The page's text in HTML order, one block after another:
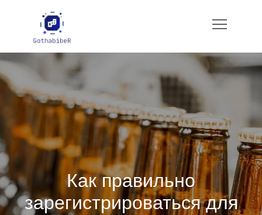
content
gotham-imbiber.com
Как правильно
зарегистрироваться для